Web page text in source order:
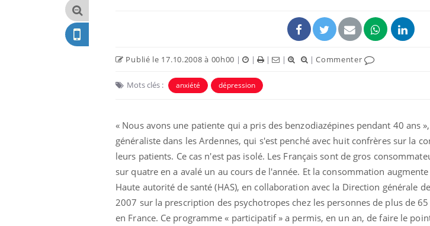
Publié le 17.10.2008 à 00h00 | | | | |Commenter
Mots clés : anxiété dépression
« Nous avons une patiente qui a pris des benzodiazépines pendant 40 ans
généraliste dans les Ardennes, qui s'est penché avec huit confrères sur la
leurs patients. Ce cas n'est pas isolé. Les Français sont de gros
sur quatre en a avalé un au cours de l'année. Et la consommation
Haute autorité de santé (HAS), en collaboration avec la Direction générale
2007 sur la prescription des psychotropes chez les personnes de plus de
en France. Ce programme « participatif » a permis, en un an, de faire le
Le smartphone nuit-il à
lecture ?
Mordue par une tique en
vacances, elle reste dans
le coma pendant 42 jours
Légionellose en Suisse :
contamination ?
Allergies alimentaires :
une nouvelle arme contre
les réactions sévères